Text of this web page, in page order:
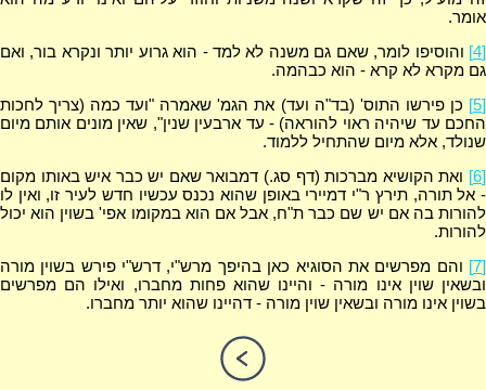
אומר.
[4]
והוסיפו לומר, שאם גם משנה לא למד - הוא גרוע יותר ונקרא בור, ואם
גם מקרא לא קרא - הוא כבהמה.
[5]
כן פירשו התוס' (בד"ה ועד) את הגמ' שאמרה "ועד כמה (צריך לחכות
החכם עד שיהיה ראוי להוראה) - עד ארבעין שנין", שאין מונים אותם מיום
שנולד, אלא מיום שהתחיל ללמוד.
[6]
ואת הקושיא מברכות (דף סג.) דמבואר שאם יש כבר איש באותו מקום
- אל תורה, תירץ ר"י דמיירי באופן שהוא נכנס עכשיו חדש לעיר זו, ואין לו
להורות בה אם יש שם כבר ת"ח, אבל אם הוא במקומו אפי' בשוין הוא יכול
להורות.
[7]
והם מפרשים את הסוגיא כאן בהיפך מרש"י, דרש"י פירש בשוין מורה
ובשאין שוין אינו מורה - והיינו שהוא פחות מחברו, ואילו הם מפרשים
בשוין אינו מורה ובשאין שוין מורה - דהיינו שהוא יותר מחברו.